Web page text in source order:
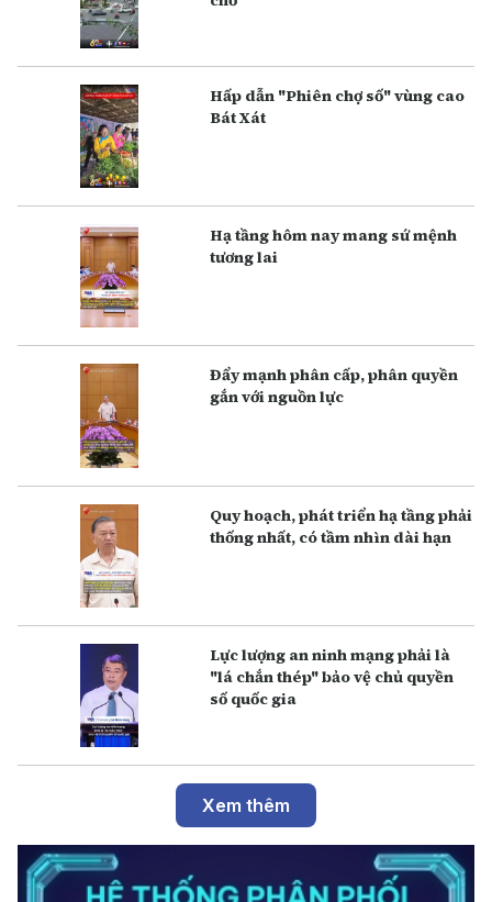
Hấp dẫn "Phiên chợ số" vùng cao
Bát Xát
Hạ tầng hôm nay mang sứ mệnh
tương lai
Đẩy mạnh phân cấp, phân quyền
gắn với nguồn lực
Q uy hoạch, phát triển hạ tầng phải
thống nhất, có tầm nhìn dài hạn
Lực lượng an ninh mạng phải là
"lá chắn thép" bảo vệ chủ quyền
số quốc gia
Xem thêm